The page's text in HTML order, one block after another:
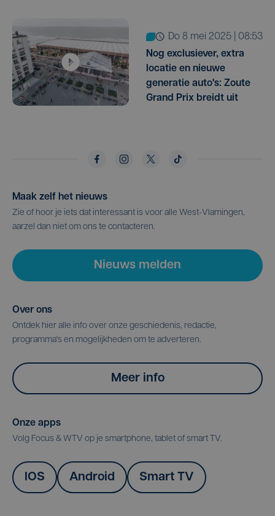
do 8 mei 2025 | 08:53
Nog exclusiever, extra
locatie en nieuwe
generatie auto's: Zoute
Grand Prix breidt uit
Maak zelf het nieuws
Zie of hoor je iets dat interessant is voor alle West-Vlamingen,
aarzel dan niet om ons te contacteren.
Nieuws melden
Over ons
Ontdek hier alle info over onze geschiedenis, redactie,
programma's en mogelijkheden om te adverteren.
Meer info
Onze apps
Volg Focus & WTV op je smartphone, tablet of smart TV.
IOS Android Smart TV